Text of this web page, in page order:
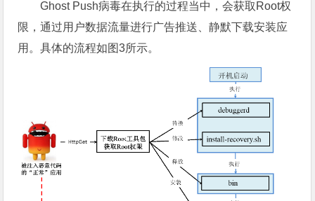
Ghost Push病毒在执行的过程当中，会获取Root权
限，通过用户数据流量进行广告推送、静默下载安装应
用。具体的流程如图3所示。